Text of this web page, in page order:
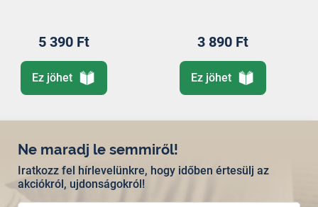
5 390 Ft
Ez jöhet
3 890 Ft
Ez jöhet
Ne maradj le semmiről!
Iratkozz fel hírlevelünkre, hogy időben értesülj az
akciókról, ujdonságokról!